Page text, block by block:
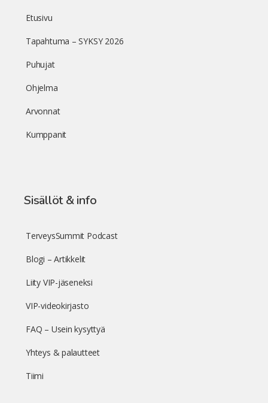
Etusivu
Tapahtuma – SYKSY 2026
Puhujat
Ohjelma
Arvonnat
Kumppanit
Sisällöt & info
TerveysSummit Podcast
Blogi – Artikkelit
Liity VIP-jäseneksi
VIP-videokirjasto
FAQ – Usein kysyttyä
Yhteys & palautteet
Tiimi